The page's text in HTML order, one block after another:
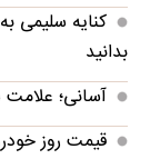
کنایه سلیمی
بدانید
آسانی؛
قیمت روز